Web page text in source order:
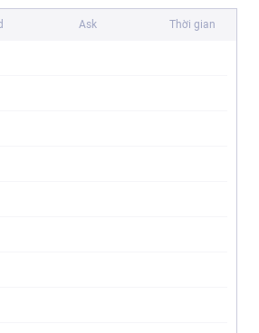
Ask Thời gian